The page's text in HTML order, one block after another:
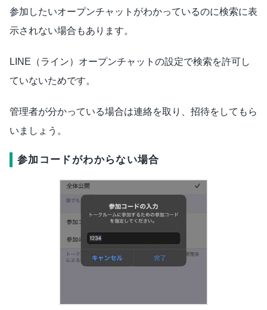
参加したいオープンチャットがわかっているのに検索に表
示されない場合もあります。
LINE（ライン）オープンチャットの設定で検索を許可し
ていないためです。
管理者が分かっている場合は連絡を取り、招待をしてもら
いましょう。
参加コードがわからない場合